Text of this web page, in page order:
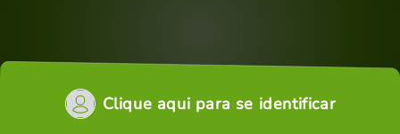
Clique aqui para se identificar